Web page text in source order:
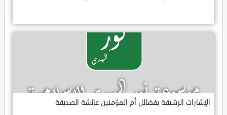
الإشارات الرشيقة بفضائل أم المؤمنين عائشة الصديقة